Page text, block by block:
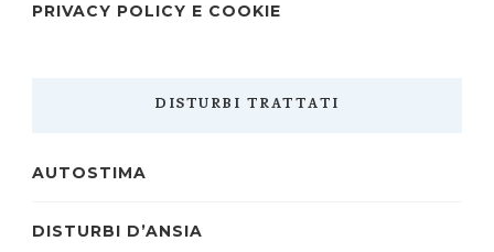
PRIVACY POLICY E COOKIE
DISTURBI TRATTATI
AUTOSTIMA
DISTURBI D’ANSIA